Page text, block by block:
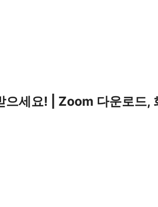
세요! | Zoom 다운로드,